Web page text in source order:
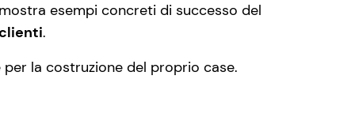
esempi concreti di successo del
.
la costruzione del proprio case.